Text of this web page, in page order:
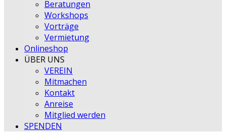
Beratungen
Workshops
Vorträge
Vermietung
Onlineshop
ÜBER UNS
VEREIN
Mitmachen
Kontakt
Anreise
Mitglied werden
SPENDEN